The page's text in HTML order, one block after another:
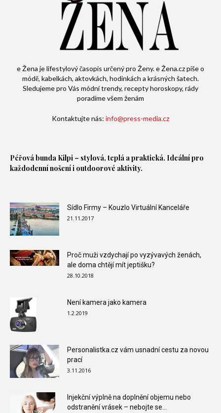
e Žena je lifestylový časopis určený pro Ženy. e Žena.cz píše o
módě, kabelkách, aktovkách, hodinkách a krásných šatech.
Sledujeme pro Vás módní trendy, recepty horoskopy, rády
poradíme všem ženám
Kontaktujte nás: info@press-media.cz
Péřová bunda Kilpi – stylová, teplá a praktická. Ideální pro
každodenní nošení i outdoorové aktivity.
Sídlo Firmy – Kouzlo Virtuální Kanceláře
21.11.2017
Proč muži vzdychají po vyzývavých ženách,
ale doma chtějí mít jeptišku?
28.10.2018
Není kamera jako kamera
1.2.2019
Personalistka.cz vám usnadní cestu za novou
prací
3.11.2016
Injekční výplně na doplnění objemu nebo
odstranění vrásek – nebojte se...